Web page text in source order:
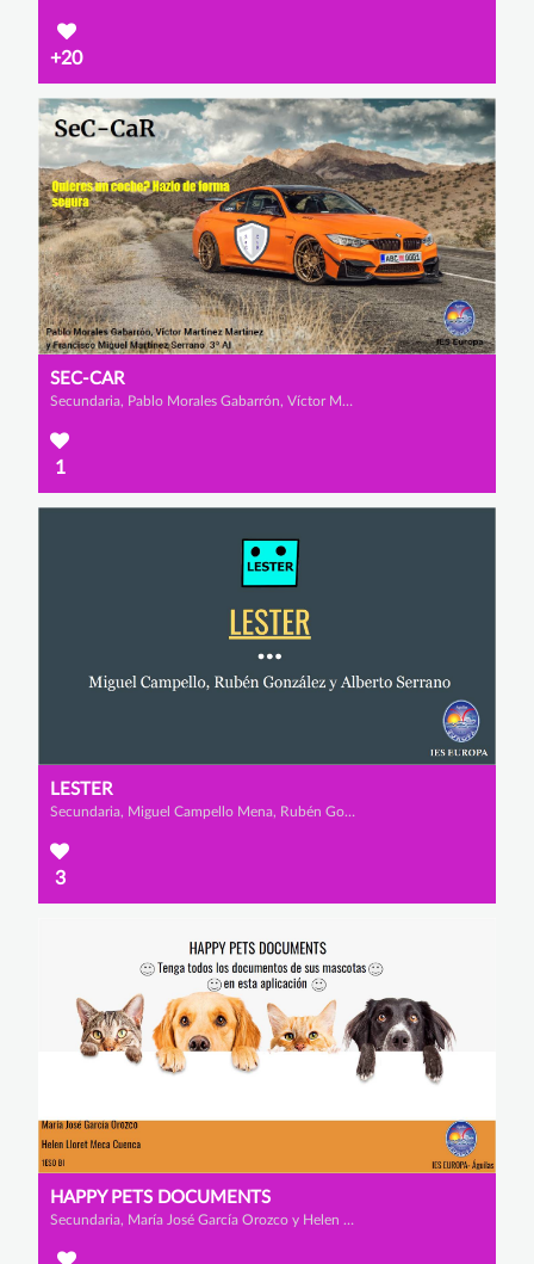
+20
SEC-CAR
Secundaria, Pablo Morales Gabarrón, Víctor Martínez Martínez y Francisco Miguel Martínez Serrano
1
LESTER
Secundaria, Miguel Campello Mena, Rubén González Méndez y Alberto Serrano Martínez
3
HAPPY PETS DOCUMENTS
Secundaria, María José García Orozco y Helen Lloret Meca Cuenca